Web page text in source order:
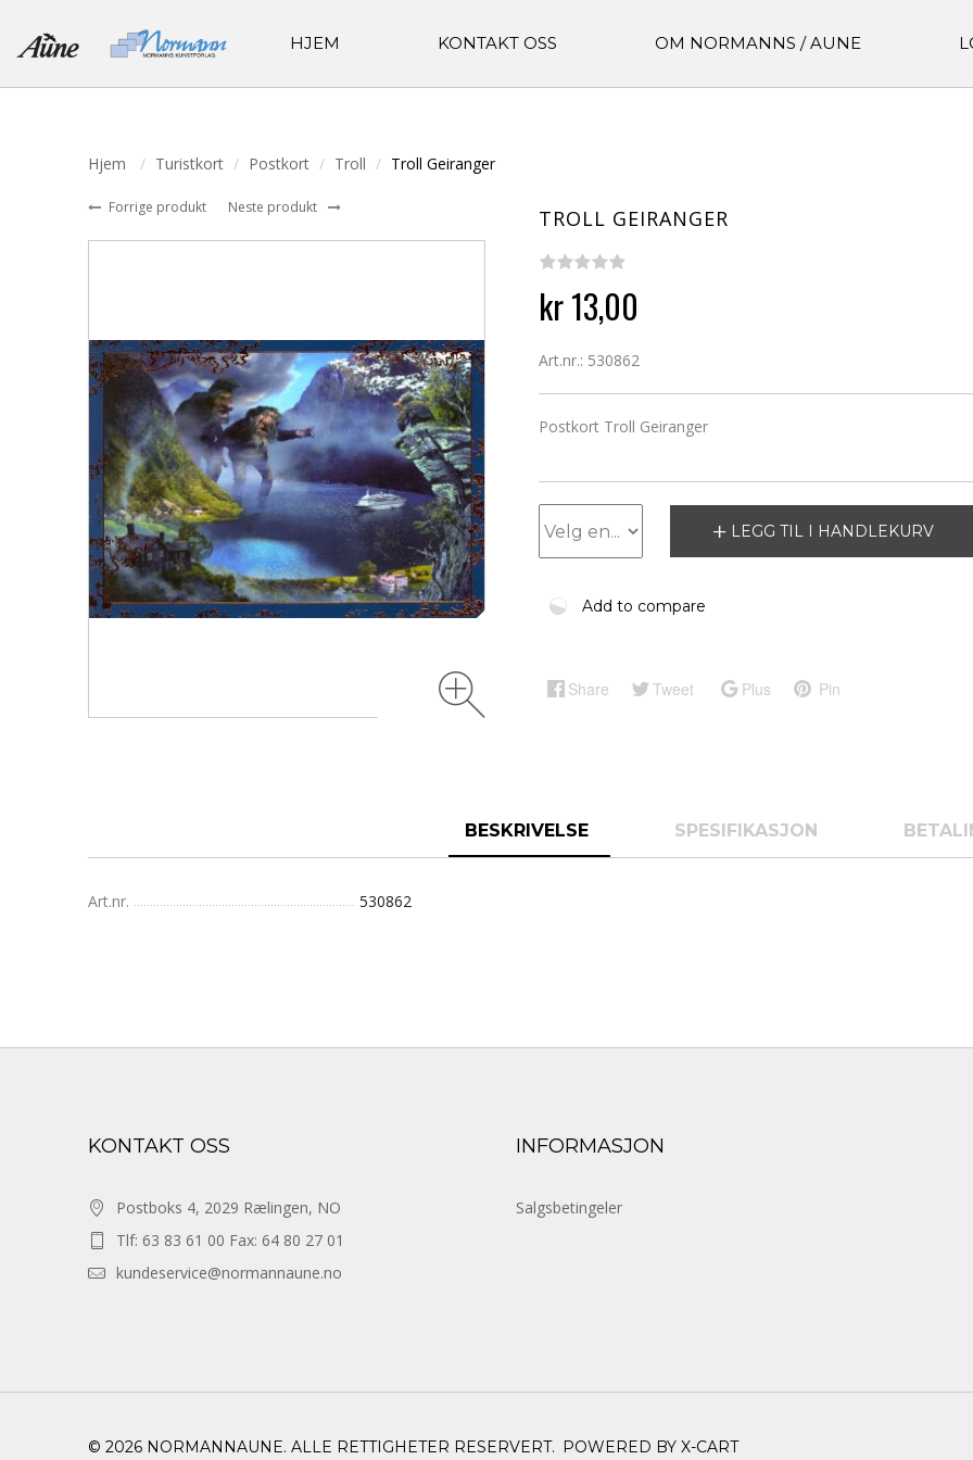
HJEM KONTAKT OSS OM NORMANNS / AUNE
Hjem Turistkort Postkort Troll Troll Geiranger
Forrige produkt Neste produkt TROLL GEIRANGER
kr 13,00
Art.nr.: 530862
Postkort Troll Geiranger
LEGG TIL I HANDLEKURV
Add to compare
Share Tweet Plus Pin
BESKRIVELSE SPESIFIKASJON
Art.nr. 530862
KONTAKT OSS
Postboks 4, 2029 Rælingen, NO
Tlf: 63 83 61 00 Fax: 64 80 27 01
kundeservice@normannaune.no
INFORMASJON
Salgsbetingeler
© 2026 NORMANNAUNE. ALLE RETTIGHETER RESERVERT. POWERED BY X-CART